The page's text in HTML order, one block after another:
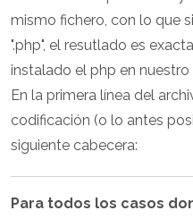
mismo fichero, con lo que
".php", el resutlado es
instalado el php en nuestro
En la primera línea del
codificación (o lo antes
siguiente cabecera:
Para todos los casos